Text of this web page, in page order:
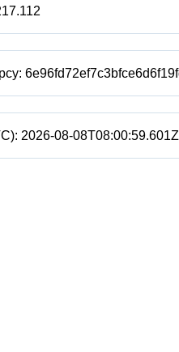
2026-08-08T08:00:59.601Z